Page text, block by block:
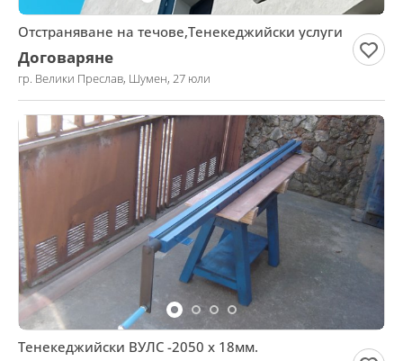
Отстраняване на течове,Тенекеджийски услуги
Договаряне
гр. Велики Преслав, Шумен, 27 юли
Тенекеджийски ВУЛС -2050 х 18мм.